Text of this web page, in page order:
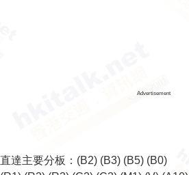
Advertisement
直達主要分板： (B2) (B3) (B5) (B0)